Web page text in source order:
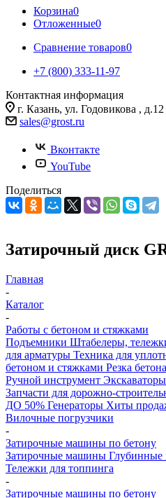
Корзина0
Отложенные0
Сравнение товаров0
+7 (800) 333-11-97
Контактная информация
г. Казань, ул. Годовикова , д.12
sales@grost.ru
Вконтакте
YouTube
Поделиться
Затирочный диск
Главная
-
Каталог
-
Работы с бетоном и стяжками
Подъемники Штабелеры,
для арматуры Техника для
бетоном и стяжками Резка
Ручной инструмент Экскаваторы
Запчасти для дорожно-
ДО 50% Генераторы Хиты
Вилочные погрузчики
-
Затирочные машины по бетону
Затирочные машины Глубинные
Тележки для топпинга
-
Затирочные машины по бетону